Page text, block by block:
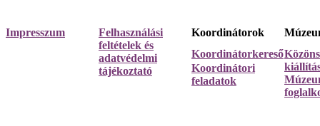
Impresszum
Felhasználási
feltételek és
adatvédelmi
tájékoztató
Koordinátorok
Koordinátorkereső
Koordinátori
feladatok